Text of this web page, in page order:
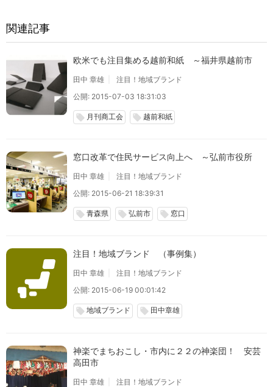
関連記事
欧米でも注目集める越前和紙 ～福井県越前市
田中 章雄
注目！地域ブランド
公開: 2015-07-03 18:31:03
local_offer 月刊商工会 local_offer 越前和紙
窓口改革で住民サービス向上へ ～弘前市役所
田中 章雄
注目！地域ブランド
公開: 2015-06-21 18:39:31
local_offer 青森県 local_offer 弘前市 local_offer 窓口
注目！地域ブランド （事例集）
田中 章雄
注目！地域ブランド
公開: 2015-06-19 00:01:42
local_offer 地域ブランド local_offer 田中章雄
神楽でまちおこし・市内に２２の神楽団！ 安芸
高田市
田中 章雄
注目！地域ブランド